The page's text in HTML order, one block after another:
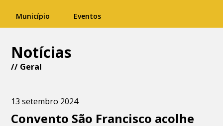
Município Eventos
Notícias
// Geral
13 setembro 2024
Convento São Francisco acolhe